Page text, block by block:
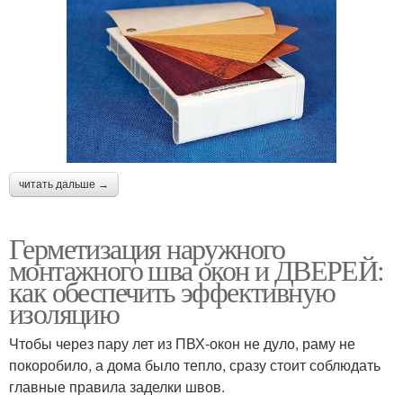
читать дальше →
Герметизация наружного
монтажного шва окон и ДВЕРЕЙ:
как обеспечить эффективную
изоляцию
Чтобы через пару лет из ПВХ-окон не дуло, раму не
покоробило, а дома было тепло, сразу стоит соблюдать
главные правила заделки швов.